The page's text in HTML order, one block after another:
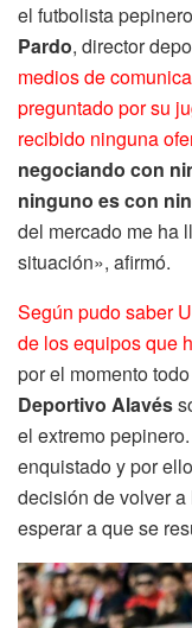
el futbolista
Pardo, director
medios de
preguntado por su
recibido ninguna
negociando con
ninguno es con
del mercado me ha
situación», afirmó.
Según pudo saber
de los equipos que
por el momento
Deportivo Alavés
el extremo
enquistado y por ello
decisión de volver
esperar a que se